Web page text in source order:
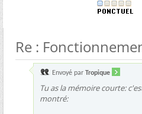
Re :
Envoyé par Tropique
Tu as la mémoire courte:
montré: